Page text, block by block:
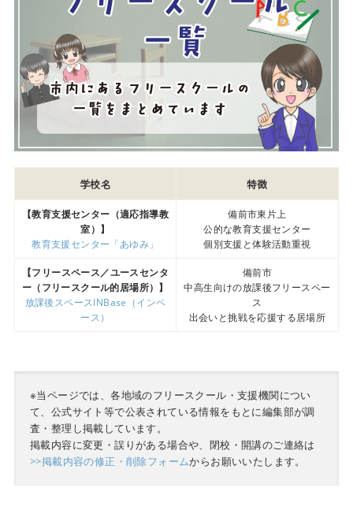
学校名 特徴
【教育支援センター（適応指導教
室）】
教育支援センター「あゆみ」
備前市東片上
公的な教育支援センター
個別支援と体験活動重視
【フリースペース／ユースセンタ
ー（フリースクール的居場所）】
放課後スペースINBase（インベ
ース）
備前市
中高生向けの放課後フリースペー
ス
出会いと挑戦を応援する居場所
※当ページでは、各地域のフリースクール・支援機関につい
て、公式サイト等で公表されている情報をもとに編集部が調
査・整理し掲載しています。
掲載内容に変更・誤りがある場合や、閉校・開講のご連絡は
>>掲載内容の修正・削除フォームからお願いいたします。